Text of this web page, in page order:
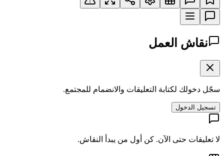
نقاش العمل
سجّل دخولك لكتابة التعليقات والانضمام للمجتمع.
تسجيل الدخول
لا تعليقات حتى الآن. كن أول من يبدأ النقاش.